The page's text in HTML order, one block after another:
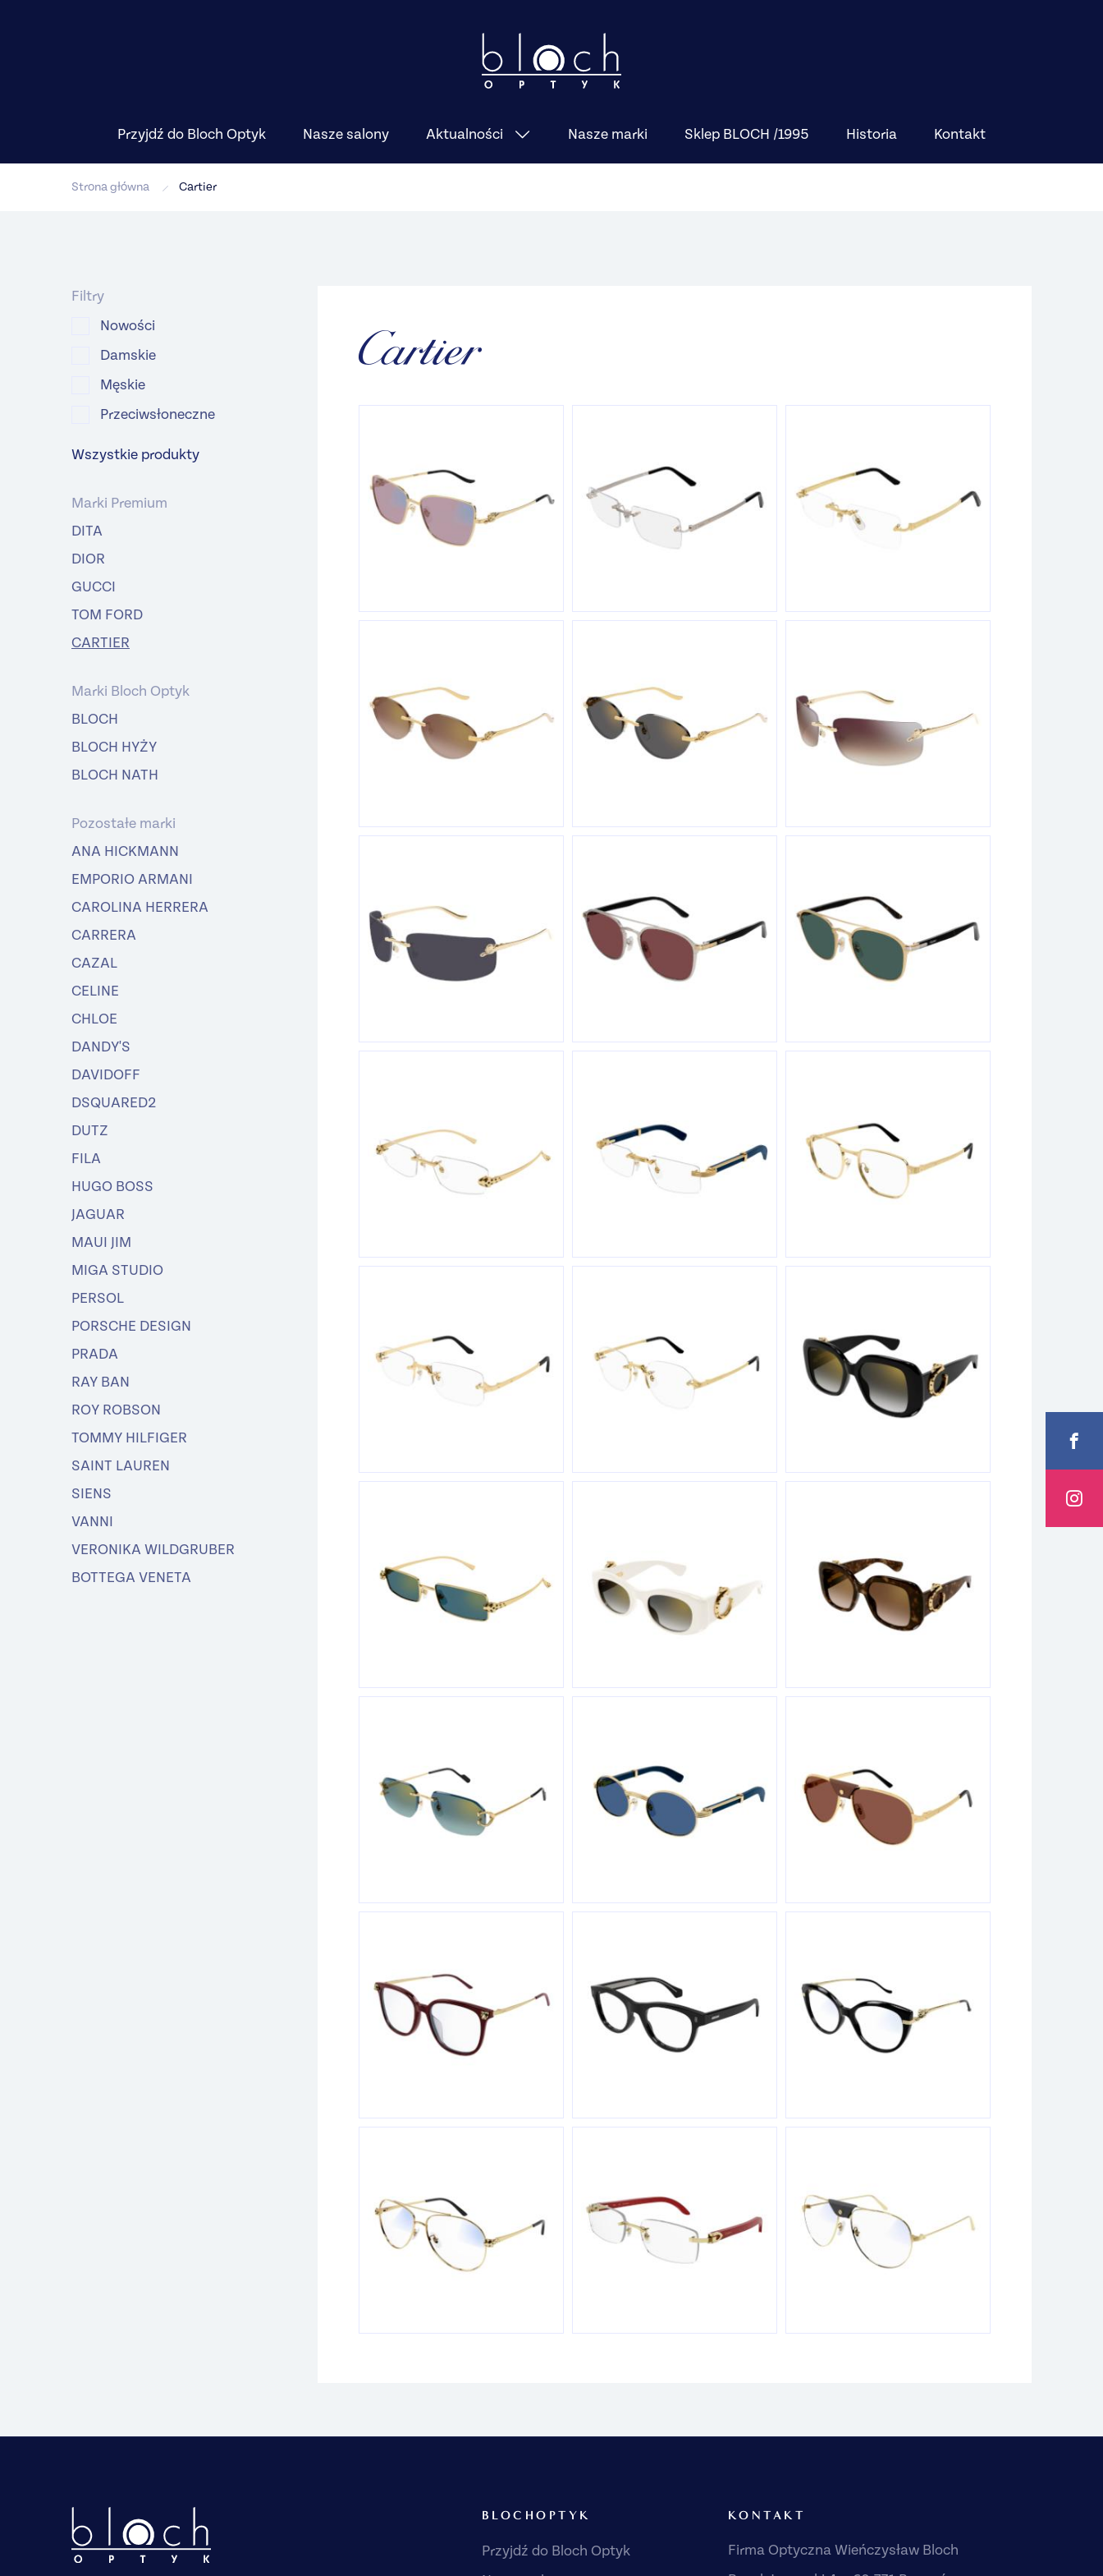
Przyjdź do Bloch Optyk Nasze salony Aktualności Nasze marki Sklep BLOCH /1995 Historia Kontakt
Strona główna Cartier
Filtry
Nowości
Damskie
Męskie
Przeciwsłoneczne
Wszystkie produkty
Marki Premium
DITA
DIOR
GUCCI
TOM FORD
CARTIER
Marki Bloch Optyk
BLOCH
BLOCH HYŻY
BLOCH NATH
Pozostałe marki
ANA HICKMANN
EMPORIO ARMANI
CAROLINA HERRERA
CARRERA
CAZAL
CELINE
CHLOE
DANDY'S
DAVIDOFF
DSQUARED2
DUTZ
FILA
HUGO BOSS
JAGUAR
MAUI JIM
MIGA STUDIO
PERSOL
PORSCHE DESIGN
PRADA
RAY BAN
ROY ROBSON
TOMMY HILFIGER
SAINT LAUREN
SIENS
VANNI
VERONIKA WILDGRUBER
BOTTEGA VENETA
BLOCHOPTYK
Przyjdź do Bloch Optyk
KONTAKT
Firma Optyczna Wieńczysław Bloch